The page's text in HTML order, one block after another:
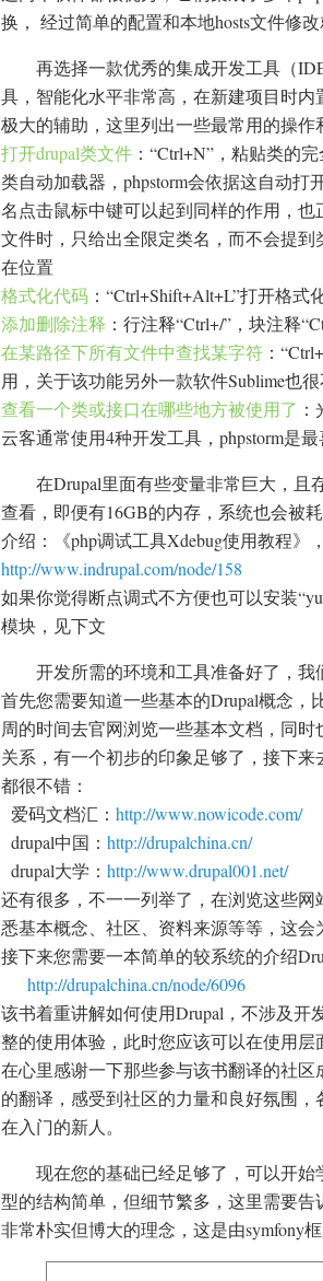
换， 经过简单的配置和本地hosts文件修
再选择一款优秀的集成开发工具（
具，智能化水平非常高，在新建项目时
极大的辅助，这里列出一些最常用的操作
打开drupal类文件 ：“Ctrl+N”，粘贴类的
类自动加载器，phpstorm会依据这自动
名点击鼠标中键可以起到同样的作用，
文件时，只给出全限定类名，而不会提
在位置
格式化代码 ：“Ctrl+Shift+Alt+L”打开格式
添加删除注释 ：行注释“Ctrl+/”，块注释
在某路径下所有文件中查找某字符 ：
用，关于该功能另外一款软件Sublime也
查看一个类或接口在哪些地方被使用了
云客通常使用4种开发工具，phpstorm是
在Drupal里面有些变量非常巨大，且
查看，即便有16GB的内存，系统也会被
介绍：《php调试工具Xdebug使用教程》
http://www.indrupal.com/node/158
如果你觉得断点调式不方便也可以安装
模块，见下文
开发所需的环境和工具准备好了，我
首先您需要知道一些基本的Drupal概念
周的时间去官网浏览一些基本文档，同
关系，有一个初步的印象足够了，接下
都很不错：
爱码文档汇： http://www.nowicode.com/
drupal中国： http://drupalchina.cn/
drupal大学： http://www.drupal001.net/
还有很多，不一一列举了，在浏览这些
悉基本概念、社区、资料来源等等，这会
接下来您需要一本简单的较系统的介绍
http://drupalchina.cn/node/6096
该书着重讲解如何使用Drupal，不涉及
整的使用体验，此时您应该可以在使用
在心里感谢一下那些参与该书翻译的社
的翻译，感受到社区的力量和良好氛围
在入门的新人。
现在您的基础已经足够了，可以开
型的结构简单，但细节繁多，这里需要
非常朴实但博大的理念，这是由symfony